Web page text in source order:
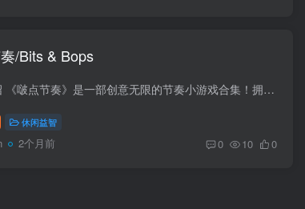
/Bits & Bops
游戏介绍 《啵点节奏》是一部创意无限的节奏小游戏合集！拥有动听音乐、清爽玩法和华丽手绘动画的《啵点节奏》，一定能为你带来小小的快乐。 游戏视频 游戏安装码 版本介绍 Build.21124824|容量...
休闲益智
2个月前 0 10 0